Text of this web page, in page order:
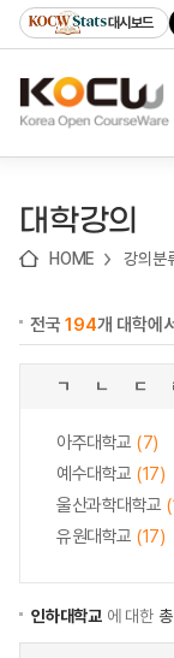
기
기
기
content)
가
대시보드
대학강의
HOME 강의분
전국194개 대학에
ㄱ ㄴ ㄷ
아주대학교 (7)
예수대학교 (17)
울산과학대학교
유원대학교 (17)
인하대학교 에 대한